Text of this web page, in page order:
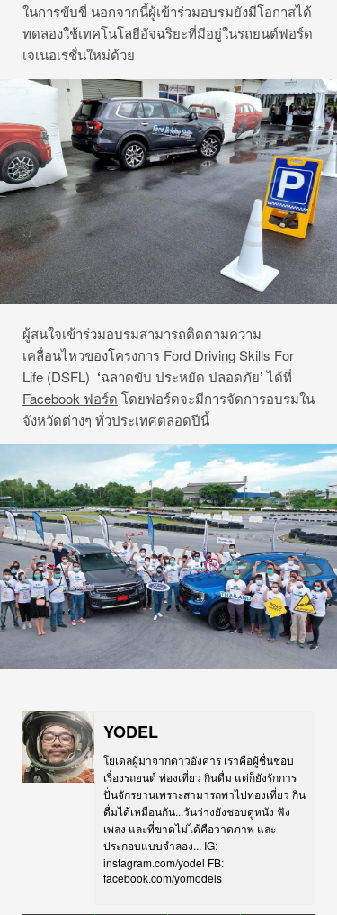
ในการขับขี่ นอกจากนี้ผู้เข้าร่วมอบรมยังมีโอกาสได้
ทดลองใช้เทคโนโลยีอัจฉริยะที่มีอยู่ในรถยนต์ฟอร์ด
เจเนอเรชั่นใหม่ด้วย
ผู้สนใจเข้าร่วมอบรมสามารถติดตามความ
เคลื่อนไหวของโครงการ Ford Driving Skills For
Life (DSFL) ‘ฉลาดขับ ประหยัด ปลอดภัย’ ได้ที่
Facebook ฟอร์ด โดยฟอร์ดจะมีการจัดการอบรมใน
จังหวัดต่างๆ ทั่วประเทศตลอดปีนี้
YODEL
โยเดลผู้มาจากดาวอังคาร เราคือผู้ชื่นชอบ
เรื่องรถยนต์ ท่องเที่ยว กินดื่ม แต่ก็ยังรักการ
ปั่นจักรยานเพราะสามารถพาไปท่องเที่ยว กิน
ดื่มได้เหมือนกัน...วันว่างยังชอบดูหนัง ฟัง
เพลง และที่ขาดไม่ได้คือวาดภาพ และ
ประกอบแบบจำลอง... IG:
instagram.com/yodel FB:
facebook.com/yomodels